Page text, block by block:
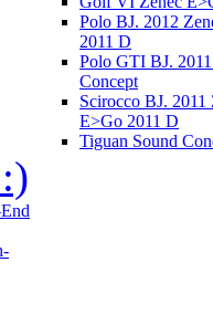
Polo BJ. 2012
2011 D
Polo GTI BJ.
Concept
Scirocco BJ. 2011
E>Go 2011 D
Tiguan Sound